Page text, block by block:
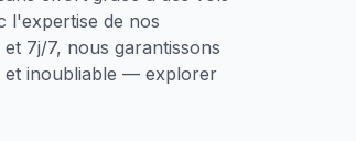
l'expertise de nos
7j/7, nous garantissons
et inoubliable — explorer